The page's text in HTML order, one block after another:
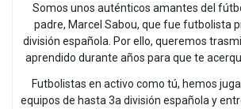
Somos unos auténticos amantes del
padre, Marcel Sabou, que fue futbolista
división española. Por ello, queremos
aprendido durante años para que te
Futbolistas en activo como tú, hemos
equipos de hasta 3a división española y